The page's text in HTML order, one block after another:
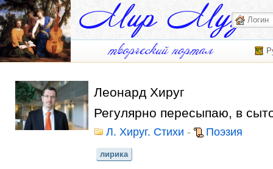
Леонард Хируг
Регулярно пересыпаю, в
Л. Хируг. Стихи - Поэзия
лирика